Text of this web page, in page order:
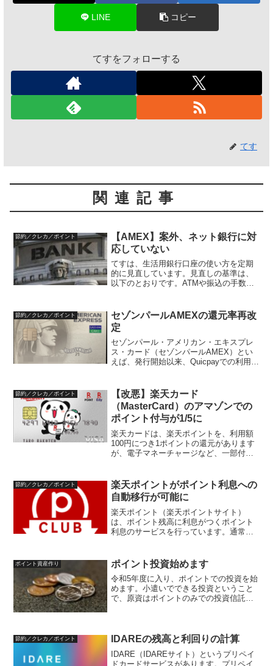
LINE コピー
てすをフォローする
てす
関連記事
節約／クレカ／ポイント
【AMEX】案外、ネット銀行に対
応していない
てすは、生活用銀行口座の使い方を定期
的に見直しています。見直しの基準は、
以下のとおりです。ATMや振込の手数料
要がない）普通預金金利ができるだけ高
いサービス利用でポイ...
節約／クレカ／ポイント
セゾンパールAMEXの還元率再改
定
セゾンパール・アメリカン・エキスプレ
ス・カード（セゾンパールAMEX）とい
えば、発行開始以来、Quicpayでの利用
還元率キャンペーンを誇っていました。
令和4年8月...
節約／クレカ／ポイント
【改悪】楽天カード
（MasterCard）のアマゾンでの
ポイント付与が1/5に
楽天カードは、楽天ポイントを、利用額
100円につき1ポイントの還元があります
が、電子マネーチャージなど、一部付与
が、1/5になると発表されました。Mast...
節約／クレカ／ポイント
楽天ポイントがポイント利息への
自動移行が可能に
楽天ポイント（楽天ポイントサイト）
は、ポイント残高に利息がつくポイント
利息のサービスを行っています。通常は
移すことにより利息がつくようになりま
す。ポイント利息口座へは自...
ポイント資産作り ポイント投資始めます
令和5年度に入り、ポイントでの投資を始
めます。小遣いでできる投資ということ
で、原資はポイントのみでの投資信託へ
います。ただ、小遣い...
節約／クレカ／ポイント IDAREの残高と利回りの計算
IDARE（IDAREサイト）というプリペイ
ドカードサービスがあります。プリペイ